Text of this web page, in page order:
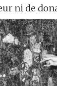
ni de